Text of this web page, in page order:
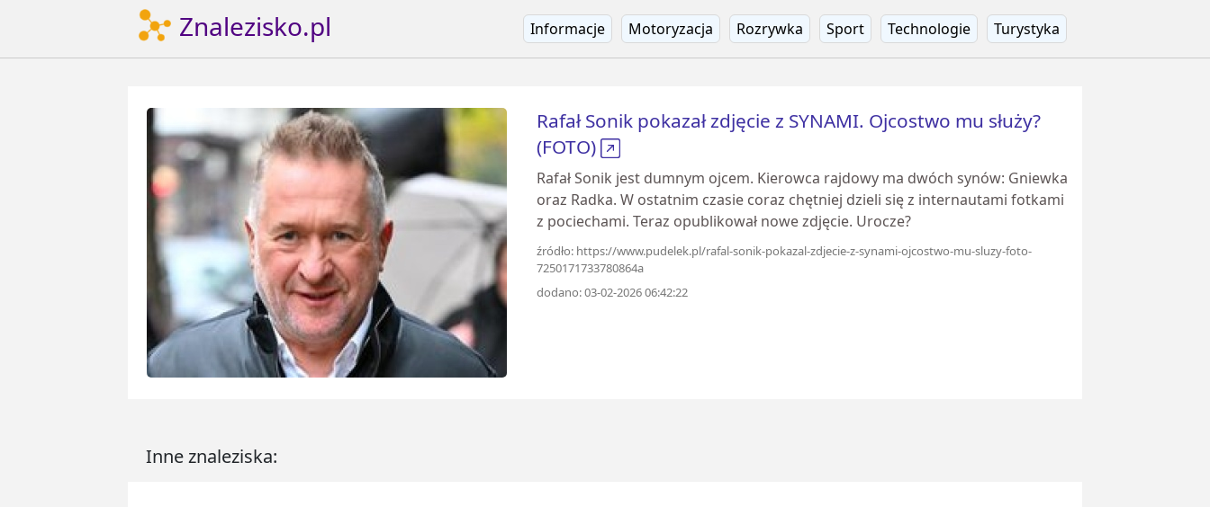
Znalezisko.pl Informacje Motoryzacja Rozrywka Sport Technologie Turystyka
Rafał Sonik pokazał zdjęcie z SYNAMI. Ojcostwo mu służy?
(FOTO)
Rafał Sonik jest dumnym ojcem. Kierowca rajdowy ma dwóch synów: Gniewka
oraz Radka. W ostatnim czasie coraz chętniej dzieli się z internautami fotkami
z pociechami. Teraz opublikował nowe zdjęcie. Urocze?
źródło: https://www.pudelek.pl/rafal-sonik-pokazal-zdjecie-z-synami-ojcostwo-mu-sluzy-foto-
7250171733780864a
dodano: 03-02-2026 06:42:22
Inne znaleziska: